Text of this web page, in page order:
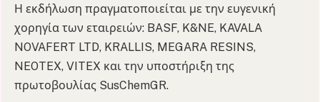
Η εκδήλωση πραγματοποιείται με την ευγενική
χορηγία των εταιρειών: BASF, K&NE, KAVALA
NOVAFERT LTD, KRALLIS, MEGARA RESINS,
NEOTEX, VITEX και την υποστήριξη της
πρωτοβουλίας SusChemGR.